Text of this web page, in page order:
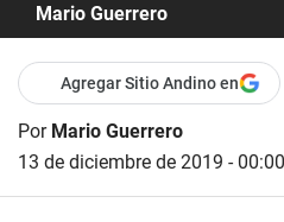
Mario Guerrero
Agregar Sitio Andino en
Por Mario Guerrero
13 de diciembre de 2019 - 00:00